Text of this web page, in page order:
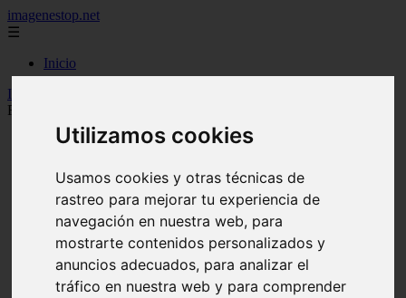
Utilizamos cookies
Usamos cookies y otras técnicas de
rastreo para mejorar tu experiencia de
navegación en nuestra web, para
mostrarte contenidos personalizados y
anuncios adecuados, para analizar el
tráfico en nuestra web y para comprender
imagenestop.net
☰
Inicio
Inicio
Rosalía, Manuel Carrasco y Más Artistas Llegan con Fuerza